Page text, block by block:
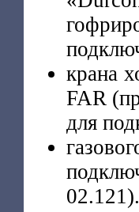
крана
FAR
для
02.121).